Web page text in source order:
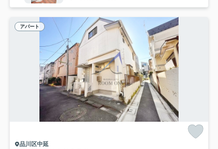
アパート
品川区中延